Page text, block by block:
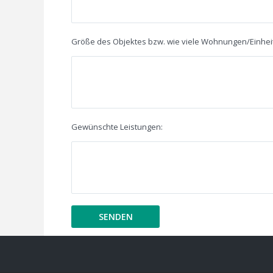
Größe des Objektes bzw. wie viele Wohnungen/
Gewünschte Leistungen: